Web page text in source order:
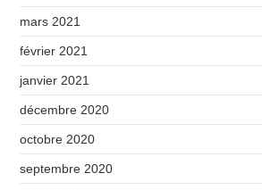
mars 2021
février 2021
janvier 2021
décembre 2020
octobre 2020
septembre 2020